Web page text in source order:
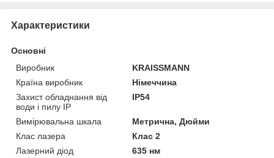
Характеристики
Основні
Виробник
KRAISSMANN
Країна виробник
Німеччина
Захист обладнання від
води і пилу IP
IP54
Вимірювальна шкала
Метрична, Дюйми
Клас лазера
Клас 2
Лазерний діод
635 нм